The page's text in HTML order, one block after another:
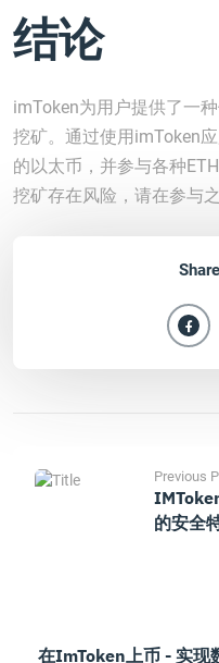
结论
imToken为用户提供了一
挖矿。通过使用imToken
的以太币，并参与各种
挖矿存在风险，请在参与
Previous
的安全
在imToken上币 - 实现